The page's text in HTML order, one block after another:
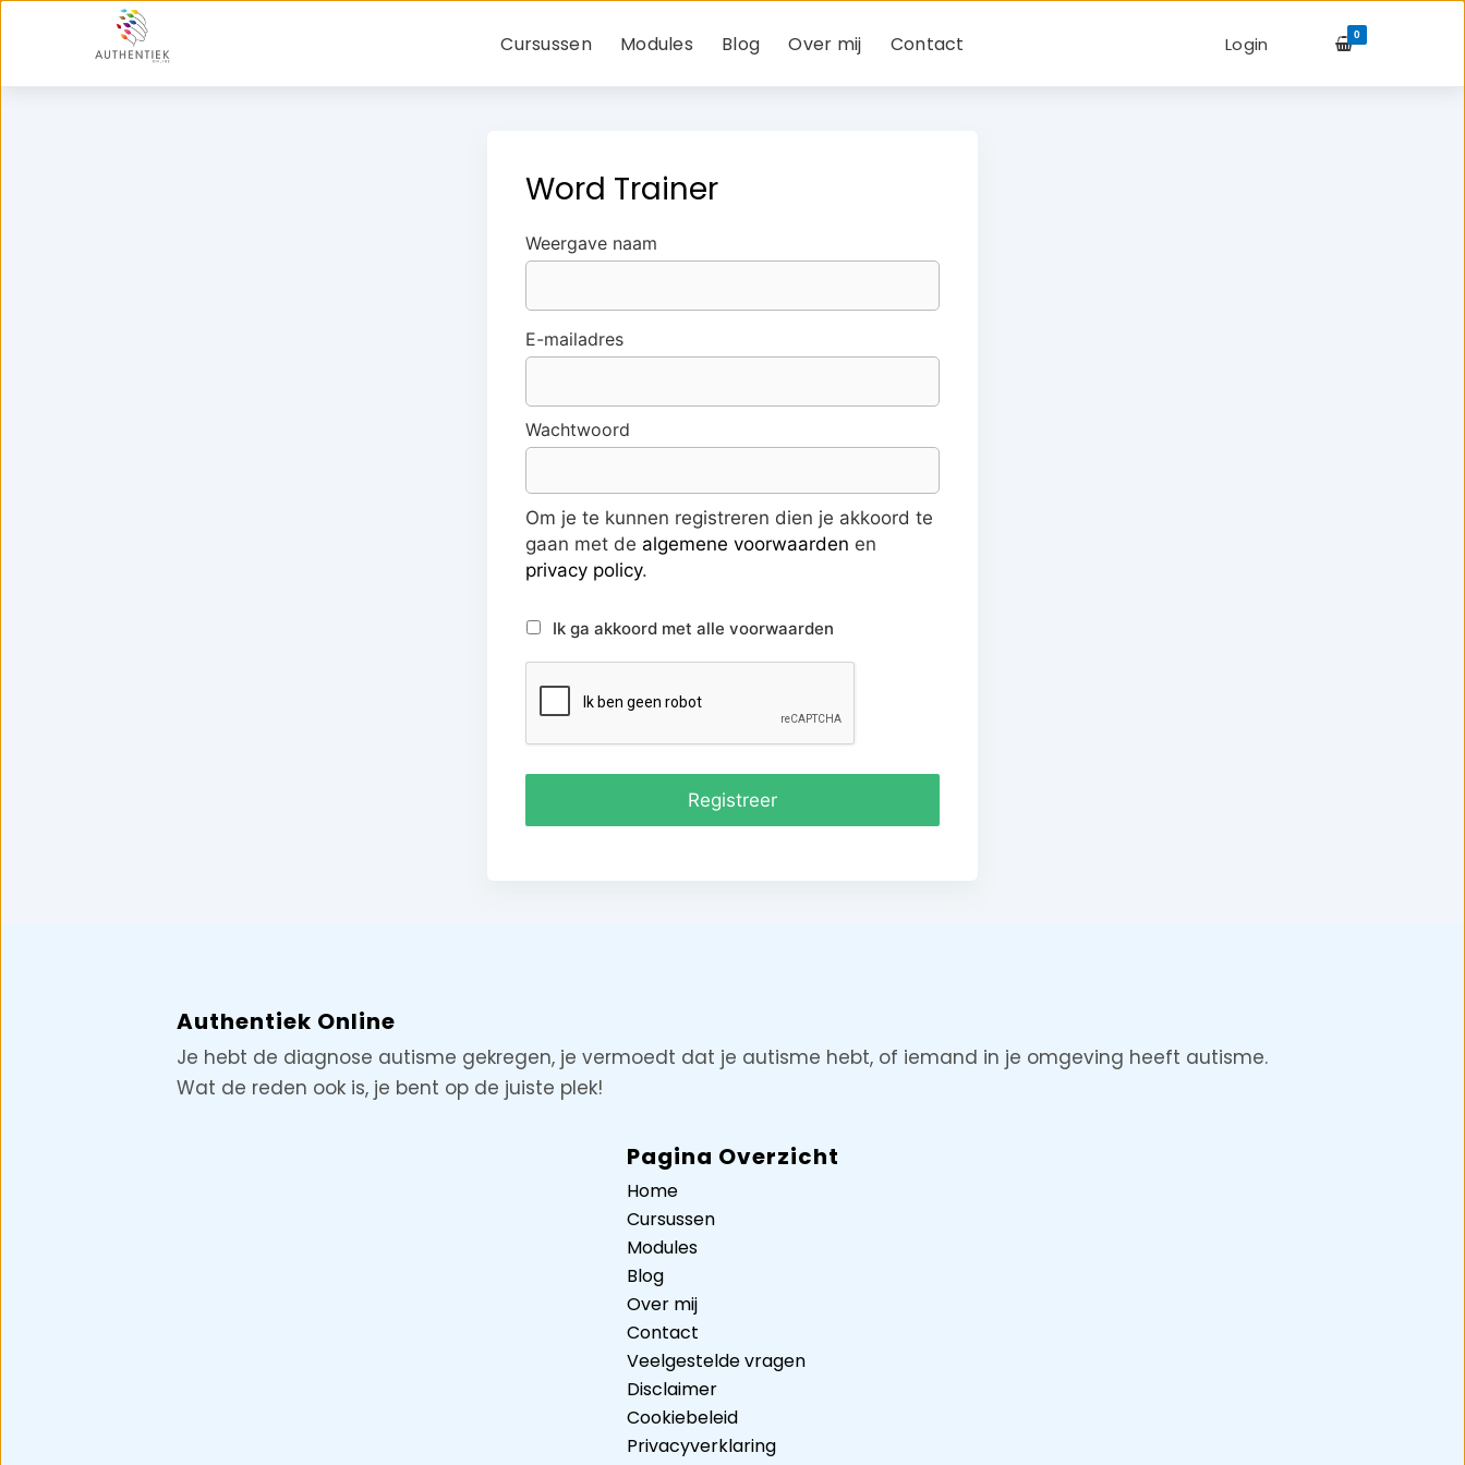
Cursussen Modules Blog Over mij Contact Login 0
Word Trainer
Weergave naam
E-mailadres
Wachtwoord
Om je te kunnen registreren dien je akkoord te
gaan met de algemene voorwaarden en
privacy policy.
Ik ga akkoord met alle voorwaarden
Registreer
Authentiek Online
Je hebt de diagnose autisme gekregen, je vermoedt dat je autisme hebt, of iemand in je omgeving heeft autisme.
Wat de reden ook is, je bent op de juiste plek!
Pagina Overzicht
Home
Cursussen
Modules
Blog
Over mij
Contact
Veelgestelde vragen
Disclaimer
Cookiebeleid
Privacyverklaring